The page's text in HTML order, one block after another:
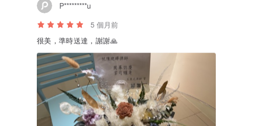
P*********u
5 個月前
很美，準時送達，謝謝🙏